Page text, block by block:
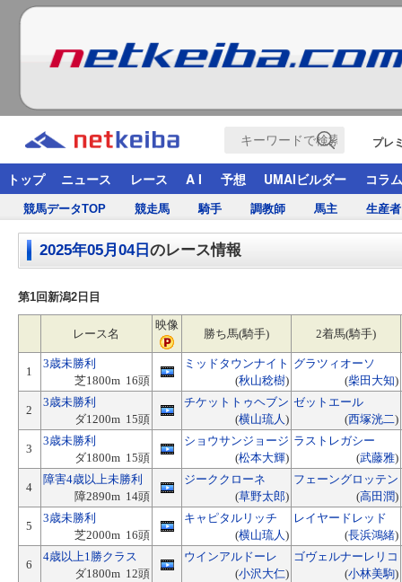
プレ
トップ ニュース レース A I 予想 UMAIビルダー コラム
競馬データTOP 競走馬 騎手 調教師 馬主 生産者
2025年05月04日 のレース情報
第1回新潟2日目
レース名
映像
勝ち馬(騎手) 2着馬(騎手)
1
3歳未勝利
芝1800m 16頭
ミッドタウンナイト
(秋山稔樹)
グラツィオーソ
(柴田大知)
2
3歳未勝利
ダ1200m 15頭
チケットトゥヘブン
(横山琉人)
ゼットエール
(西塚洸二)
3
3歳未勝利
ダ1800m 15頭
ショウサンジョージ
(松本大輝)
ラストレガシー
(武藤雅)
4
障害4歳以上未勝利
障2890m 14頭
ジーククローネ
(草野太郎)
フェーングロッテン
(高田潤)
5
3歳未勝利
芝2000m 16頭
キャピタルリッチ
(横山琉人)
レイヤードレッド
(長浜鴻緒)
6
4歳以上1勝クラス
ダ1800m 12頭
ウインアルドーレ
(小沢大仁)
ゴヴェルナーレリコ
(小林美駒)